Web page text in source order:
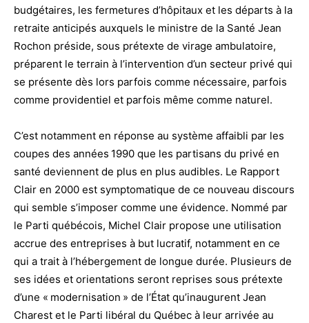
budgétaires, les fermetures d’hôpitaux et les départs à la
retraite anticipés auxquels le ministre de la Santé Jean
Rochon préside, sous prétexte de virage ambulatoire,
préparent le terrain à l’intervention d’un secteur privé qui
se présente dès lors parfois comme nécessaire, parfois
comme providentiel et parfois même comme naturel.
C’est notamment en réponse au système affaibli par les
coupes des années 1990 que les partisans du privé en
santé deviennent de plus en plus audibles. Le Rapport
Clair en 2000 est symptomatique de ce nouveau discours
qui semble s’imposer comme une évidence. Nommé par
le Parti québécois, Michel Clair propose une utilisation
accrue des entreprises à but lucratif, notamment en ce
qui a trait à l’hébergement de longue durée. Plusieurs de
ses idées et orientations seront reprises sous prétexte
d’une « modernisation » de l’État qu’inaugurent Jean
Charest et le Parti libéral du Québec à leur arrivée au